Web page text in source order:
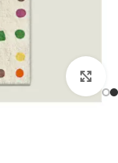
לחצו להגדלה